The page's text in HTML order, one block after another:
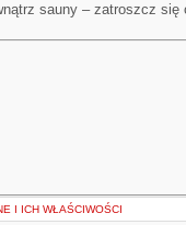
sauny – zatroszcz się
I ICH WŁAŚCIWOŚCI